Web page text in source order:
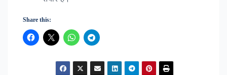
Share this: